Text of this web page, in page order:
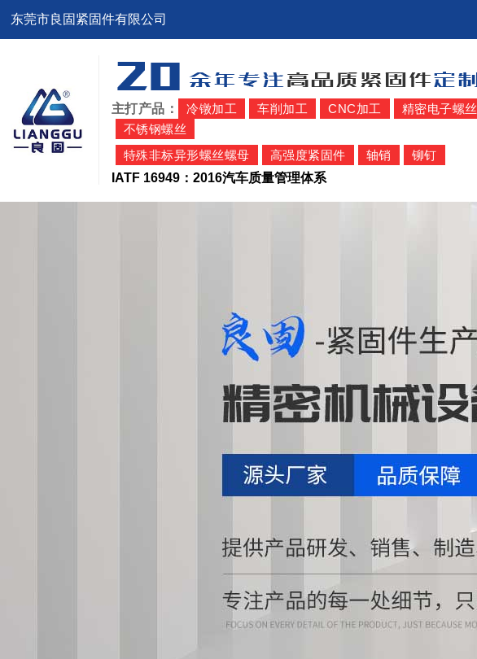
东莞市良固紧固件有限公司
主打产品： 冷镦加工 车削加工 CNC加工
精密电子螺丝
不锈钢螺丝
特殊非标异形螺丝螺母
高强度紧固件 轴销
铆钉
IATF 16949：2016汽车质量管理体系